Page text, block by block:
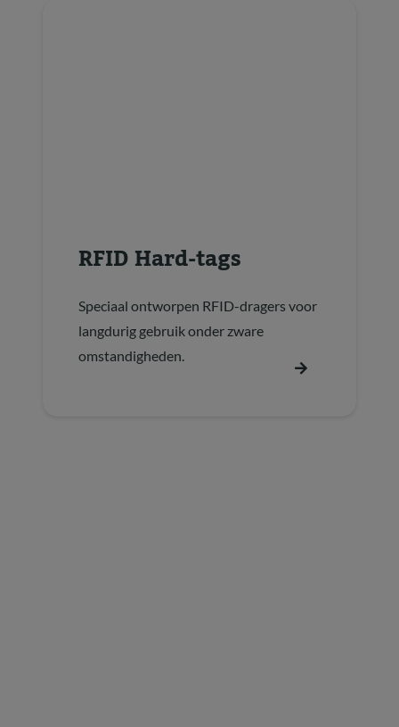
RFID Hard-tags
Speciaal ontworpen RFID-dragers voor
langdurig gebruik onder zware
omstandigheden.